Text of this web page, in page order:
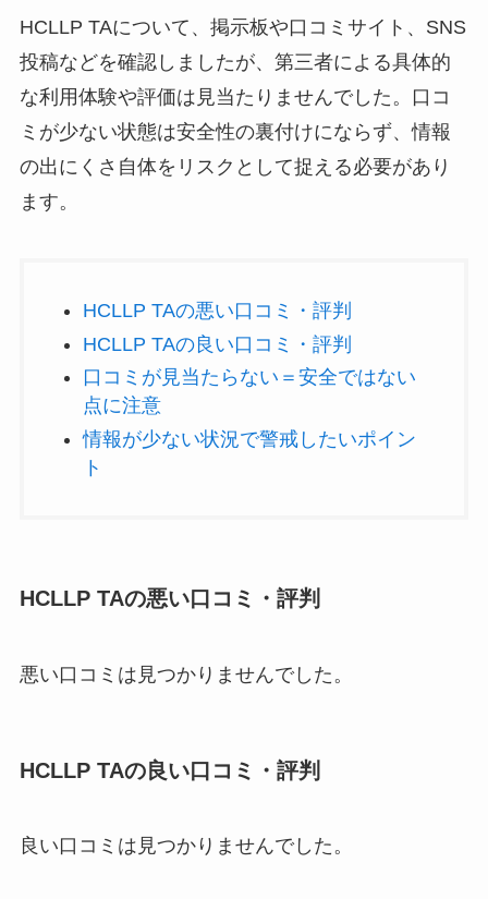
HCLLP TAについて、掲示板や口コミサイト、SNS
投稿などを確認しましたが、第三者による具体的
な利用体験や評価は見当たりませんでした。口コ
ミが少ない状態は安全性の裏付けにならず、情報
の出にくさ自体をリスクとして捉える必要があり
ます。
HCLLP TAの悪い口コミ・評判
HCLLP TAの良い口コミ・評判
口コミが見当たらない＝安全ではない
点に注意
情報が少ない状況で警戒したいポイン
ト
HCLLP TAの悪い口コミ・評判
悪い口コミは見つかりませんでした。
HCLLP TAの良い口コミ・評判
良い口コミは見つかりませんでした。